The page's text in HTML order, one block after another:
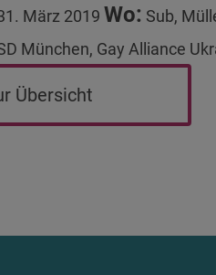
März 2019 Wo: Sub,
München, Gay Alliance
Übersicht